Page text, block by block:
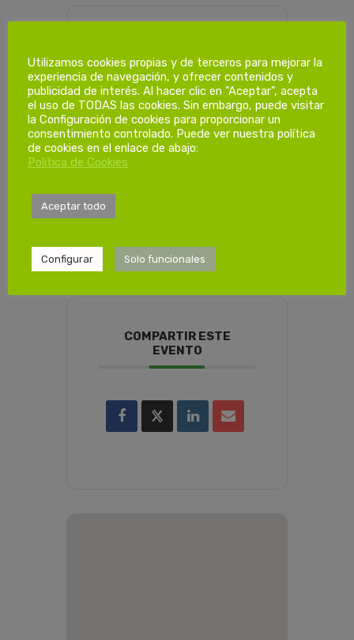
Dias de
formación.
COMPARTIR ESTE
EVENTO
Utilizamos cookies propias y de terceros para mejorar la
experiencia de navegación, y ofrecer contenidos y
publicidad de interés. Al hacer clic en "Aceptar", acepta
el uso de TODAS las cookies. Sin embargo, puede visitar
la Configuración de cookies para proporcionar un
consentimiento controlado. Puede ver nuestra política
de cookies en el enlace de abajo:
Política de Cookies
Aceptar todo
Configurar Solo funcionales